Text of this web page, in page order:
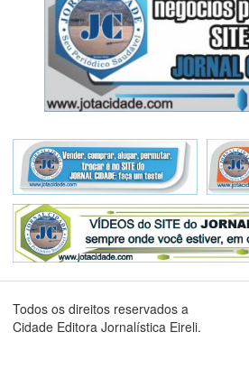
Todos os direitos reservados a
Cidade Editora Jornalística Eireli.